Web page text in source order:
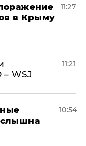
в Крыму
11:27
WSJ
11:21
10:54